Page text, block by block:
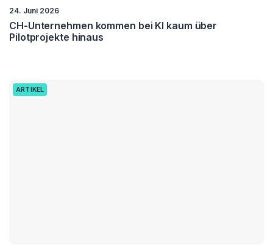
24. Juni 2026
CH-Unternehmen kommen bei KI kaum über
Pilotprojekte hinaus
ARTIKEL